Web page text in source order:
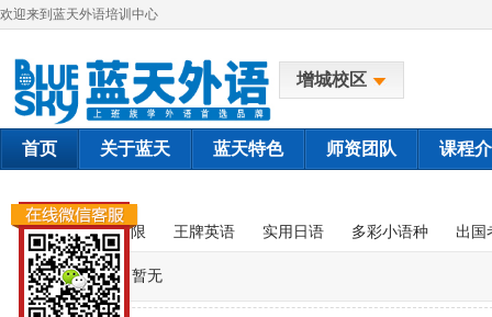
欢迎来到蓝天外语培训中心
增城校区
首页 关于蓝天 蓝天特色 师资团队 课程
课程类别 不限 王牌英语 实用日语 多彩小语种 出国
暂无